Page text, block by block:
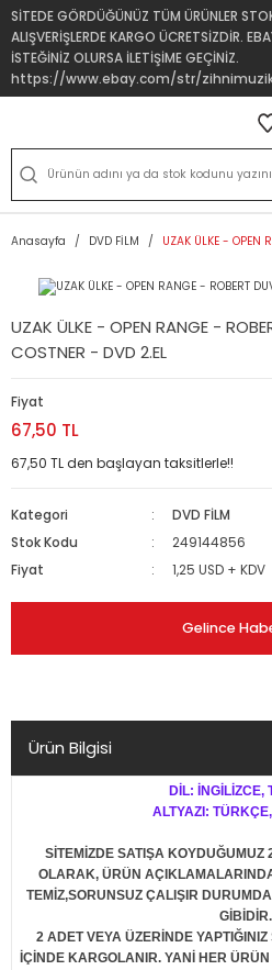
SİTEDE GÖRDÜĞÜNÜZ TÜM ÜRÜNLER
ALIŞVERİŞLERDE KARGO ÜCRETSİZDİR.
İSTEĞİNİZ OLURSA İLETİŞİME GEÇİNİZ.
https://www.ebay.com/str/
Anasayfa DVD FİLM UZAK ÜLKE - OPEN
UZAK ÜLKE - OPEN RANGE -
COSTNER - DVD 2.EL
Fiyat
67,50 TL
67,50 TL den başlayan taksitlerle!!
Kategori
DVD FİLM
Stok Kodu
249144856
Fiyat
1,25 USD + KDV
Gelince
Ürün Bilgisi
DİL: İNGİLİZCE,
ALTYAZI:
SİTEMİZDE SATIŞA KOYDUĞUMUZ
OLARAK, ÜRÜN
TEMİZ,SORUNSUZ ÇALIŞIR
GİBİDİR.
2 ADET VEYA ÜZERİNDE
İÇİNDE KARGOLANIR. YANİ HER